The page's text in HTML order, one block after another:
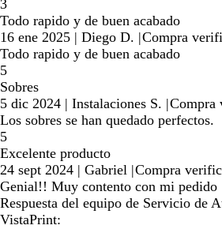
3
Todo rapido y de buen acabado
16 ene 2025 | Diego D. |Compra
Todo rapido y de buen acabado
5
Sobres
5 dic 2024 | Instalaciones S. |Compra
Los sobres se han quedado perfectos.
5
Excelente producto
24 sept 2024 | Gabriel |Compra
Genial!! Muy contento con mi pedido
Respuesta del equipo de Servicio de
VistaPrint: